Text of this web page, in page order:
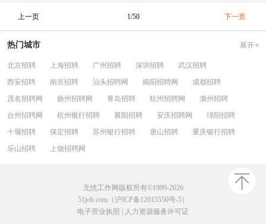
上一页 1/50 下一页
热门城市 展开
北京招聘 上海招聘 广州招聘 深圳招聘
武汉招聘
西安招聘
南京招聘 汕头招聘网 揭阳招聘网
成都招聘
茂名招聘网
扬州招聘网 青岛招聘 杭州招聘网
滁州招聘
台州招聘网
杭州银行招聘 襄阳招聘 安庆招聘网
绵阳招聘
十堰招聘
保定招聘 苏州银行招聘 唐山招聘
重庆银行招聘
乐山招聘
上饶招聘网
无忧工作网版权所有©1999-2026
51job.com（沪ICP备12015550号-5）
电子营业执照
人力资源服务许可证